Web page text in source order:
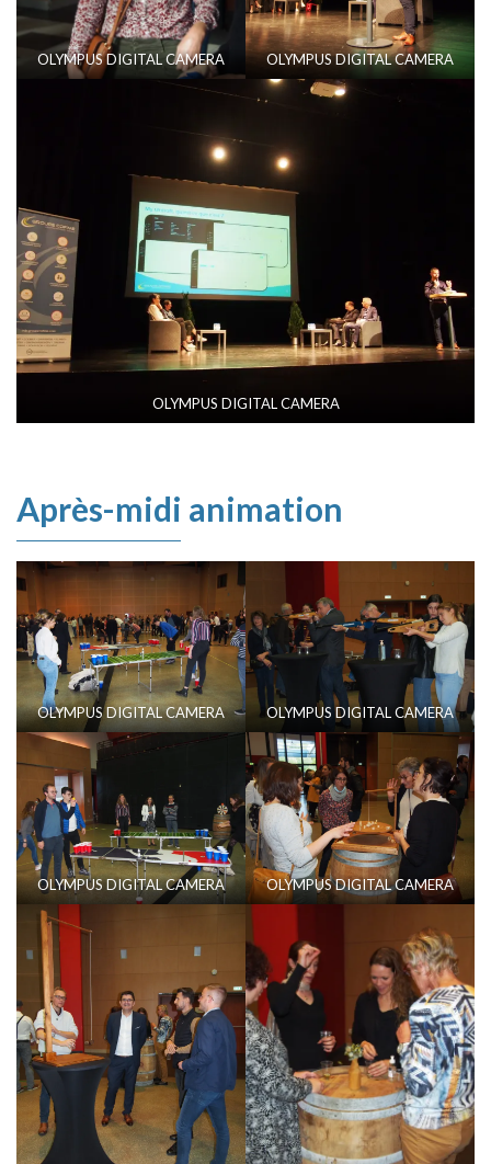
OLYMPUS DIGITAL CAMERA OLYMPUS DIGITAL CAMERA
OLYMPUS DIGITAL CAMERA
Après-midi animation
OLYMPUS DIGITAL CAMERA OLYMPUS DIGITAL CAMERA
OLYMPUS DIGITAL CAMERA OLYMPUS DIGITAL CAMERA